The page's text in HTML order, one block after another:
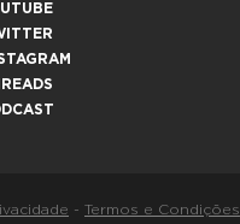
- Termos e Condições